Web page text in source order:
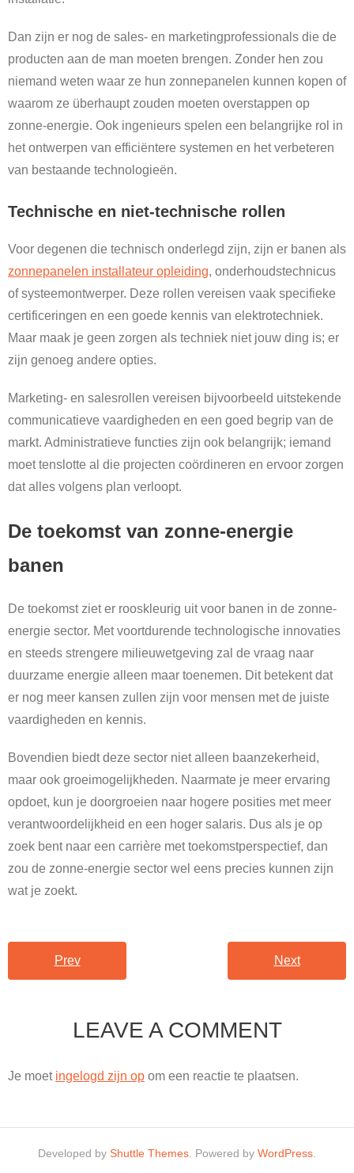
Dan zijn er nog de sales- en marketingprofessionals die de
producten aan de man moeten brengen. Zonder hen zou
niemand weten waar ze hun zonnepanelen kunnen kopen of
waarom ze überhaupt zouden moeten overstappen op
zonne-energie. Ook ingenieurs spelen een belangrijke rol in
het ontwerpen van efficiëntere systemen en het verbeteren
van bestaande technologieën.
Technische en niet-technische rollen
Voor degenen die technisch onderlegd zijn, zijn er banen als
zonnepanelen installateur opleiding, onderhoudstechnicus
of systeemontwerper. Deze rollen vereisen vaak specifieke
certificeringen en een goede kennis van elektrotechniek.
Maar maak je geen zorgen als techniek niet jouw ding is; er
zijn genoeg andere opties.
Marketing- en salesrollen vereisen bijvoorbeeld uitstekende
communicatieve vaardigheden en een goed begrip van de
markt. Administratieve functies zijn ook belangrijk; iemand
moet tenslotte al die projecten coördineren en ervoor zorgen
dat alles volgens plan verloopt.
De toekomst van zonne-energie
banen
De toekomst ziet er rooskleurig uit voor banen in de zonne-
energie sector. Met voortdurende technologische innovaties
en steeds strengere milieuwetgeving zal de vraag naar
duurzame energie alleen maar toenemen. Dit betekent dat
er nog meer kansen zullen zijn voor mensen met de juiste
vaardigheden en kennis.
Bovendien biedt deze sector niet alleen baanzekerheid,
maar ook groeimogelijkheden. Naarmate je meer ervaring
opdoet, kun je doorgroeien naar hogere posities met meer
verantwoordelijkheid en een hoger salaris. Dus als je op
zoek bent naar een carrière met toekomstperspectief, dan
zou de zonne-energie sector wel eens precies kunnen zijn
wat je zoekt.
Prev Next
LEAVE A COMMENT
Je moet ingelogd zijn op om een reactie te plaatsen.
Developed by Shuttle Themes . Powered by WordPress